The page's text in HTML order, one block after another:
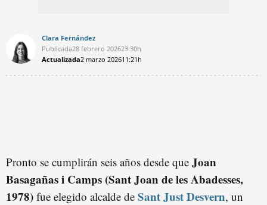
Clara Fernández
Publicada28 febrero 202623:30h
Actualizada2 marzo 202611:21h
Pronto se cumplirán seis años desde que Joan
Basagañas i Camps (Sant Joan de les Abadesses,
1978) fue elegido alcalde de Sant Just Desvern, un